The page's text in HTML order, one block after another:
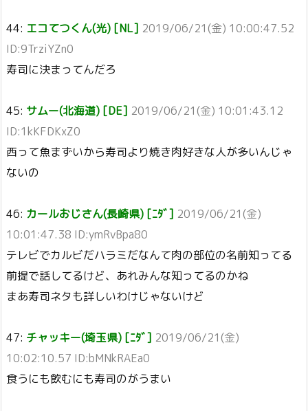
44: エコてつくん(光) [NL] 2019/06/21(金) 10:00:47.52
ID:9TrziYZn0
寿司に決まってんだろ
45: サムー(北海道) [DE] 2019/06/21(金) 10:01:43.12
ID:1kKFDKxZ0
西って魚まずいから寿司より焼き肉好きな人が多いんじゃ
ないの
46: カールおじさん(長崎県) [ﾆﾀﾞ] 2019/06/21(金)
10:01:47.38 ID:ymRvBpa80
テレビでカルビだハラミだなんて肉の部位の名前知ってる
前提で話してるけど、あれみんな知ってるのかね
まあ寿司ネタも詳しいわけじゃないけど
47: チャッキー(埼玉県) [ﾆﾀﾞ] 2019/06/21(金)
10:02:10.57 ID:bMNkRAEa0
食うにも飲むにも寿司のがうまい